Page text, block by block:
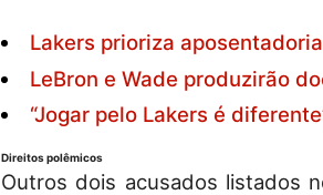
Lakers prioriza
LeBron e Wade produzirão
“Jogar pelo Lakers é
Direitos polêmicos
Outros dois acusados listados